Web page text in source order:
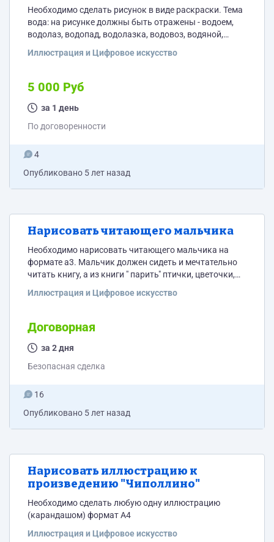
Необходимо сделать рисунок в виде раскраски. Тема
вода: на рисунке должны быть отражены - водоем,
водолаз, водопад, водолазка, водовоз, водяной,
слова попытаться объединить в единую композицию.
Иллюстрация и Цифровое искусство
5 000 Руб
за 1 день
По договоренности
4
Опубликовано 5 лет назад
Нарисовать читающего мальчика
Необходимо нарисовать читающего мальчика на
формате а3. Мальчик должен сидеть и мечтательно
читать книгу, а из книги " парить" птички, цветочки,
вклеиваться текст). Рисунок должен напоминать
образец.
Иллюстрация и Цифровое искусство
Договорная
за 2 дня
Безопасная сделка
16
Опубликовано 5 лет назад
Нарисовать иллюстрацию к
произведению "Чиполлино"
Необходимо сделать любую одну иллюстрацию
(карандашом) формат А4
Иллюстрация и Цифровое искусство